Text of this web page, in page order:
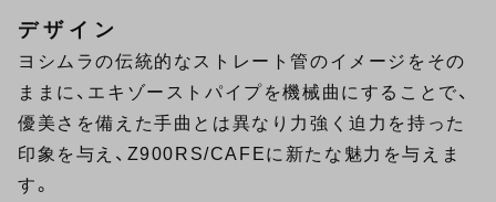
デザイン
ヨシムラの伝統的なストレート管のイメージをその
ままに、エキゾーストパイプを機械曲にすることで、
優美さを備えた手曲とは異なり力強く迫力を持った
印象を与え、Z900RS/CAFEに新たな魅力を与えま
す。